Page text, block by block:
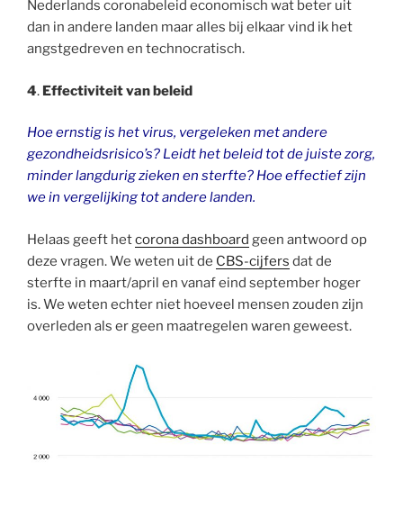
Nederlands coronabeleid economisch wat beter uit
dan in andere landen maar alles bij elkaar vind ik het
angstgedreven en technocratisch.
4. Effectiviteit van beleid
Hoe ernstig is het virus, vergeleken met andere
gezondheidsrisico’s? Leidt het beleid tot de juiste zorg,
minder langdurig zieken en sterfte? Hoe effectief zijn
we in vergelijking tot andere landen.
Helaas geeft hetcorona dashboard geen antwoord op
deze vragen. We weten uit de CBS-cijfers dat de
sterfte in maart/april en vanaf eind september hoger
is. We weten echter niet hoeveel mensen zouden zijn
overleden als er geen maatregelen waren geweest.